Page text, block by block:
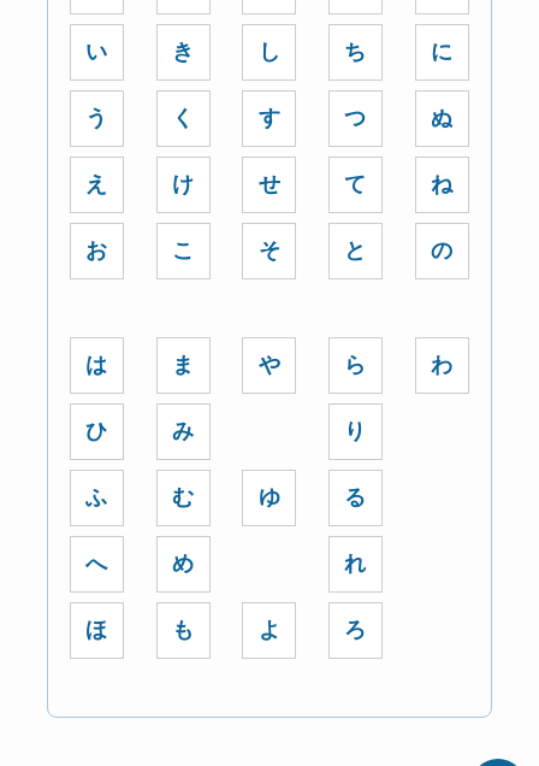
い
う
え
お
き
く
け
こ
し
す
せ
そ
ち
つ
て
と
に
ぬ
ね
の
は
ひ
ふ
へ
ほ
ま
み
む
め
も
や
ゆ
よ
ら
り
る
れ
ろ
わ